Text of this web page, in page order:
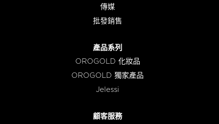
傳媒
批發銷售
產品系列
OROGOLD 化妝品
OROGOLD 獨家產品
Jelessi
顧客服務